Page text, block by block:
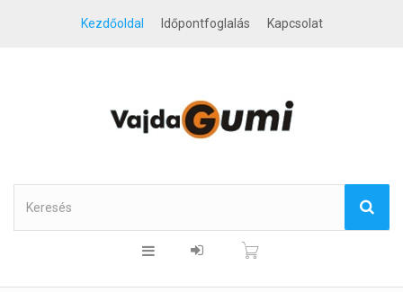
Kezdőoldal Időpontfoglalás Kapcsolat